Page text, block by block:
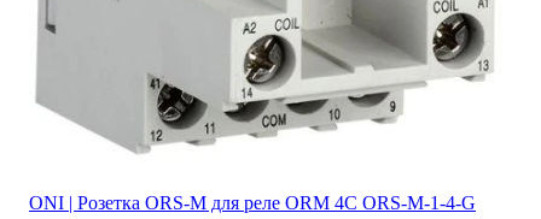
ONI | Розетка ORS-M для реле ORM 4C ORS-M-1-4-G